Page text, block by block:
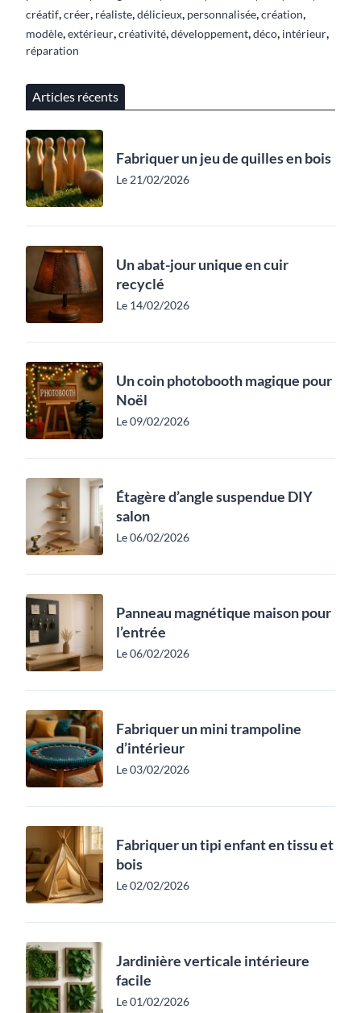
créatif,créer, réaliste,délicieux, personnalisée,création,
modèle,extérieur,créativité,développement,déco, intérieur,
réparation
Articles récents
Fabriquer un jeu de quilles en bois
Le 21/02/2026
Un abat-jour unique en cuir
recyclé
Le 14/02/2026
Un coin photobooth magique pour
Noël
Le 09/02/2026
Étagère d’angle suspendue DIY
salon
Le 06/02/2026
Panneau magnétique maison pour
l’entrée
Le 06/02/2026
Fabriquer un mini trampoline
d’intérieur
Le 03/02/2026
Fabriquer un tipi enfant en tissu et
bois
Le 02/02/2026
Jardinière verticale intérieure
facile
Le 01/02/2026